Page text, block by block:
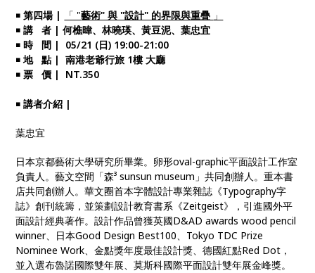
￭ 第四場 | 「 "藝術" 與 "設計" 的界限與重疊 」
￭ 講 者 | 何樵暐、林曉瑛、黃豆泥、葉忠宜
￭ 時 間 | 05/21 (日) 19:00-21:00
￭ 地 點 | 南港老爺行旅 1樓 大廳
￭ 票 價 | NT.350
￭ 講者介紹 |
葉忠宜
日本京都藝術大學研究所畢業。卵形oval-graphic平面設計工作室
負責人。藝文空間「森³ sunsun museum」共同創辦人。重本書
店共同創辦人。華文圈首本字體設計專業雜誌《Typography字
誌》創刊統籌，並策劃設計教育書系《Zeitgeist》，引進國外平
面設計經典著作。設計作品曾獲英國D&AD awards wood pencil
winner、日本Good Design Best100、Tokyo TDC Prize
Nominee Work、金點獎年度最佳設計獎、德國紅點Red Dot，
並入選布魯諾國際雙年展、莫斯科國際平面設計雙年展金峰獎。